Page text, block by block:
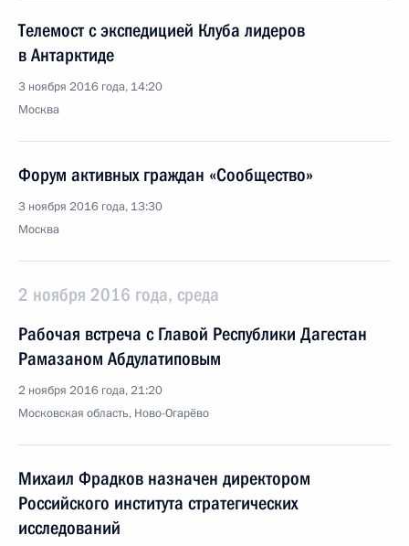
Телемост с экспедицией Клуба лидеров
в Антарктиде
3 ноября 2016 года, 14:20
Москва
Форум активных граждан «Сообщество»
3 ноября 2016 года, 13:30
Москва
2 ноября 2016 года, среда
Рабочая встреча с Главой Республики Дагестан
Рамазаном Абдулатиповым
2 ноября 2016 года, 21:20
Московская область, Ново-Огарёво
Михаил Фрадков назначен директором
Российского института стратегических
исследований